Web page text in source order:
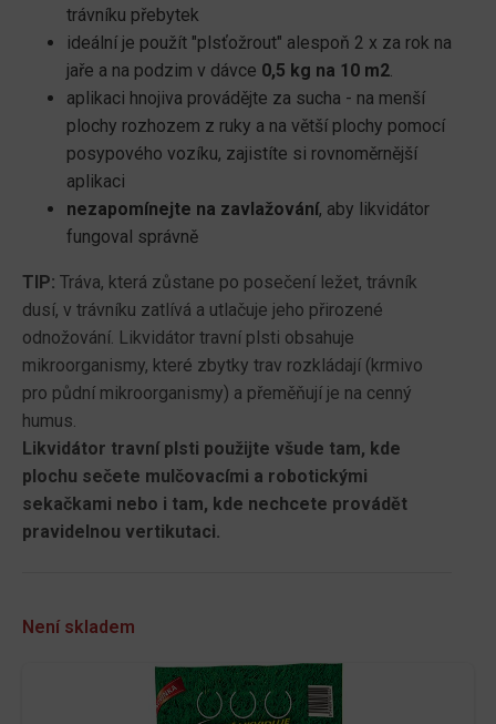
trávníku přebytek
ideální je použít "plsťožrout" alespoň 2 x za rok na
jaře a na podzim v dávce 0,5 kg na 10 m2.
aplikaci hnojiva provádějte za sucha - na menší
plochy rozhozem z ruky a na větší plochy pomocí
posypového vozíku, zajistíte si rovnoměrnější
aplikaci
nezapomínejte na zavlažování, aby likvidátor
fungoval správně
TIP: Tráva, která zůstane po posečení ležet, trávník
dusí, v trávníku zatlívá a utlačuje jeho přirozené
odnožování. Likvidátor travní plsti obsahuje
mikroorganismy, které zbytky trav rozkládají (krmivo
pro půdní mikroorganismy) a přeměňují je na cenný
humus.
Likvidátor travní plsti použijte všude tam, kde
plochu sečete mulčovacími a robotickými
sekačkami nebo i tam, kde nechcete provádět
pravidelnou vertikutaci.
Není skladem